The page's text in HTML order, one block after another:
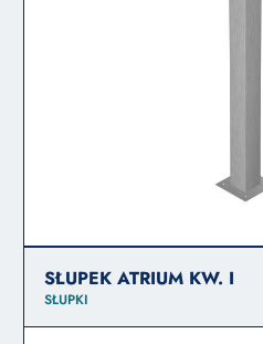
SŁUPEK ATRIUM KW. I
SŁUPKI